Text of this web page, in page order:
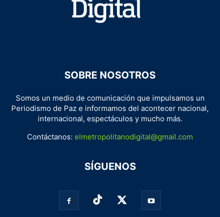
SOBRE NOSOTROS
Somos un medio de comunicación que impulsamos un
Periodismo de Paz e informamos del acontecer nacional,
internacional, espectáculos y mucho más.
Contáctanos: elmetropolitanodigital@gmail.com
SÍGUENOS